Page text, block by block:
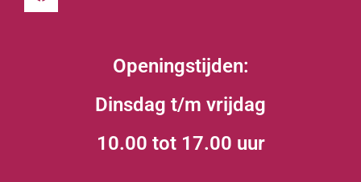
Openingstijden:
Dinsdag t/m vrijdag
10.00 tot 17.00 uur